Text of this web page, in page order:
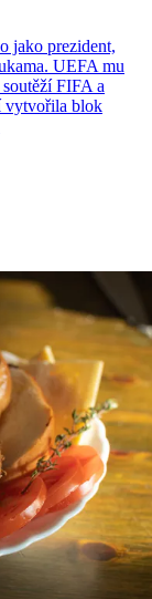
jako prezident,
UEFA mu
FIFA a
vytvořila blok